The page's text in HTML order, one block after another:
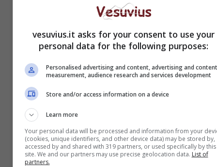
Napoli, si punta al fuoriclasse sugli
esterni: colpo da 40 milioni
8 Luglio 2022
vesuvius.it asks for your consent to use your
personal data for the following purposes:
Personalised advertising and content, advertising and content
measurement, audience research and services development
Store and/or access information on a device
Learn more
Your personal data will be processed and information from your
(cookies, unique identifiers, and other device data) may be stored by,
accessed by and shared with 319 partners, or used specifically by this
site. We and our partners may use precise geolocation data. List of
partners.